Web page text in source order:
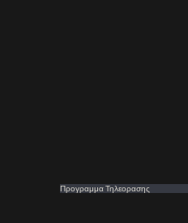
Προγραμμα Τηλεορασης